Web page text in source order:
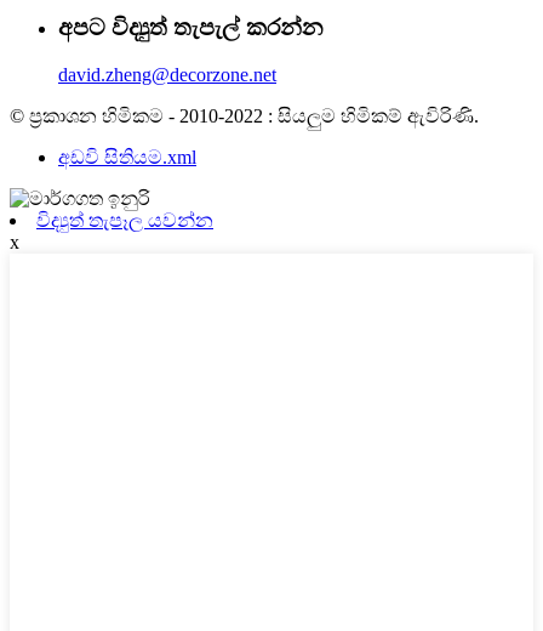
අපට විද්‍යුත් තැපැල් කරන්න
david.zheng@decorzone.net
© ප්‍රකාශන හිමිකම - 2010-2022 : සියලුම හිමිකම් ඇවිරිණි.
අඩවි සිතියම.xml
විද්‍යුත් තැපෑල යවන්න
x